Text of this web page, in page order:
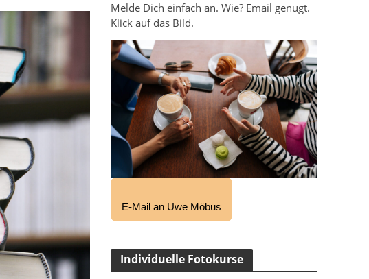
Melde Dich einfach an. Wie? Email genügt.
Klick auf das Bild.
E-Mail an Uwe Möbus
Individuelle Fotokurse